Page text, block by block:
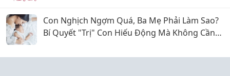
Con Nghịch Ngợm Quá, Ba Mẹ Phải Làm Sao?
Bí Quyết "Trị" Con Hiếu Động Mà Không Cần